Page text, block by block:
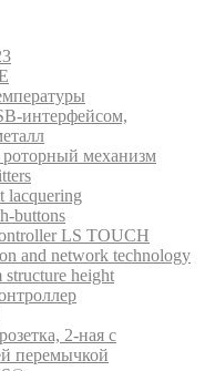
интерфейсом,
роторный механизм
lacquering
buttons
LS TOUCH
and network technology
structure height
2-ная с
перемычкой